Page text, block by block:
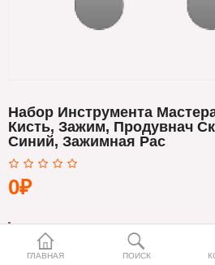
Ещё категории
ГЛАВНАЯ ПОИСК
Набор Инструмента
Кисть, Зажим, Продувнач
Синий, Зажимная Рас
0₽